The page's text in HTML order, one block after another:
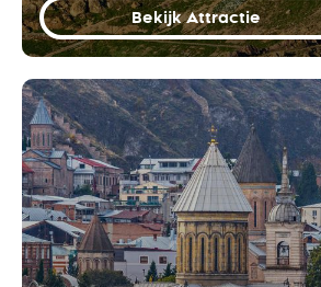
Bekijk Attractie